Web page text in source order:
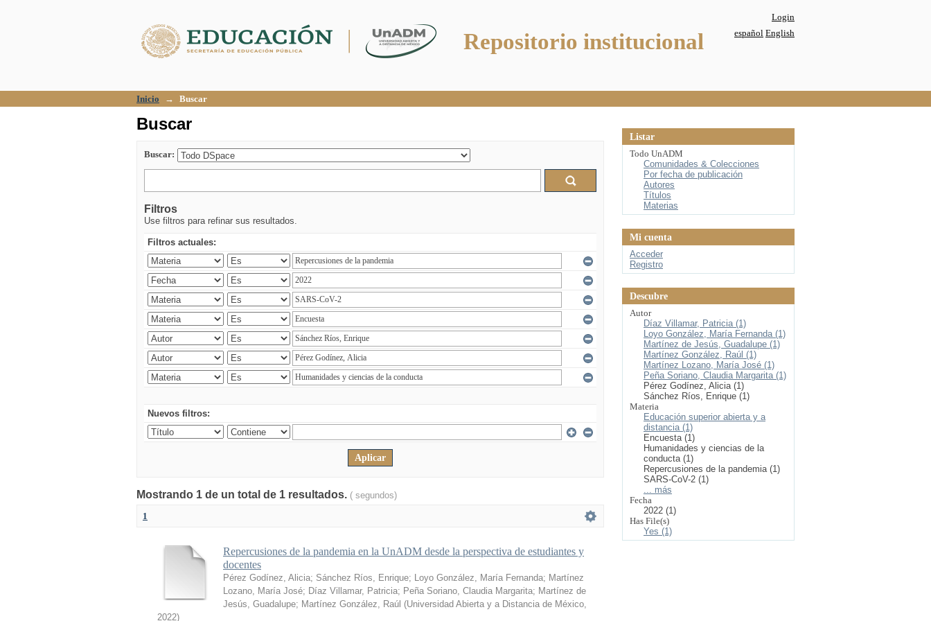
Repositorio institucional
Login
español English
Inicio → Buscar
Buscar
Buscar:
Filtros
Use filtros para refinar sus resultados.
Filtros actuales:
Nuevos filtros:
Mostrando 1 de un total de 1 resultados. ( segundos)
1
Repercusiones de la pandemia en la UnADM desde la perspectiva de estudiantes y
docentes
Pérez Godínez, Alicia; Sánchez Ríos, Enrique; Loyo González, María Fernanda; Martínez
Lozano, María José; Díaz Villamar, Patricia; Peña Soriano, Claudia Margarita; Martínez de
Jesús, Guadalupe; Martínez González, Raúl (Universidad Abierta y a Distancia de México,
2022)
Listar
Todo UnADM
Comunidades & Colecciones
Por fecha de publicación
Autores
Títulos
Materias
Mi cuenta
Acceder
Registro
Descubre
Autor
Díaz Villamar, Patricia (1)
Loyo González, María Fernanda (1)
Martínez de Jesús, Guadalupe (1)
Martínez González, Raúl (1)
Martínez Lozano, María José (1)
Peña Soriano, Claudia Margarita (1)
Pérez Godínez, Alicia (1)
Sánchez Ríos, Enrique (1)
Materia
Educación superior abierta y a
distancia (1)
Encuesta (1)
Humanidades y ciencias de la
conducta (1)
Repercusiones de la pandemia (1)
SARS-CoV-2 (1)
... más
Fecha
2022 (1)
Has File(s)
Yes (1)